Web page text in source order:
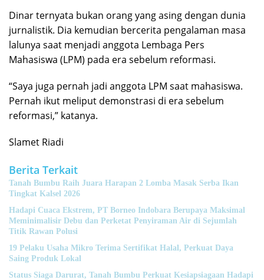
Dinar ternyata bukan orang yang asing dengan dunia
jurnalistik. Dia kemudian bercerita pengalaman masa
lalunya saat menjadi anggota Lembaga Pers
Mahasiswa (LPM) pada era sebelum reformasi.
“Saya juga pernah jadi anggota LPM saat mahasiswa.
Pernah ikut meliput demonstrasi di era sebelum
reformasi,” katanya.
Slamet Riadi
Berita Terkait
Tanah Bumbu Raih Juara Harapan 2 Lomba Masak Serba Ikan
Tingkat Kalsel 2026
Hadapi Cuaca Ekstrem, PT Borneo Indobara Berupaya Maksimal
Meminimalisir Debu dan Perketat Penyiraman Air di Sejumlah
Titik Rawan Polusi
19 Pelaku Usaha Mikro Terima Sertifikat Halal, Perkuat Daya
Saing Produk Lokal
Status Siaga Darurat, Tanah Bumbu Perkuat Kesiapsiagaan Hadapi